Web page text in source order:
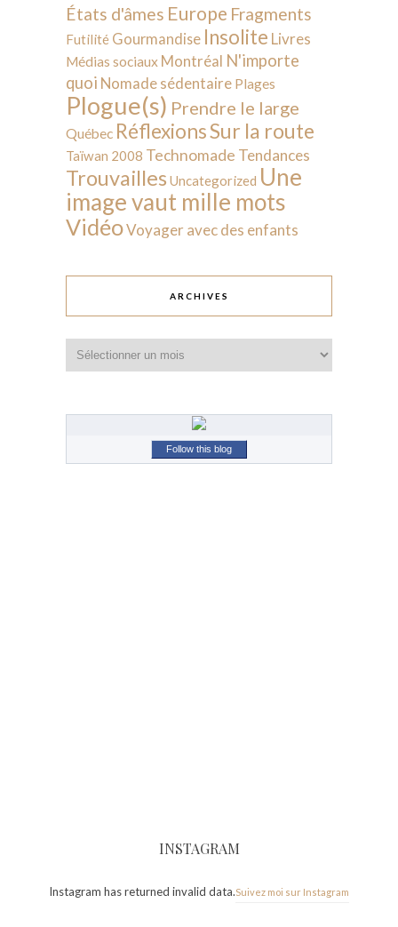
États d'âmes Europe Fragments
Futilité Gourmandise Insolite Livres
Médias sociaux Montréal N'importe
quoi Nomade sédentaire Plages
Plogue(s) Prendre le large
Québec RéflexionsSur la route
Taïwan 2008 Technomade Tendances
Trouvailles Uncategorized Une
image vaut mille mots
VidéoVoyager avec des enfants
ARCHIVES
Follow this blog
INSTAGRAM
Instagram has returned invalid data.Suivez moi sur Instagram